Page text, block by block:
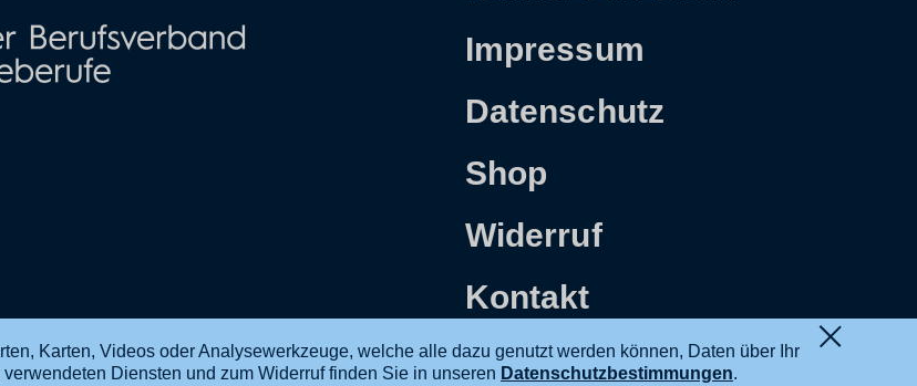
Impressum
Datenschutz
Shop
Widerruf
Kontakt
Karten, Videos oder Analysewerkzeuge, welche alle dazu genutzt werden können, Daten über Ihr
Diensten und zum Widerruf finden Sie in unseren Datenschutzbestimmungen.